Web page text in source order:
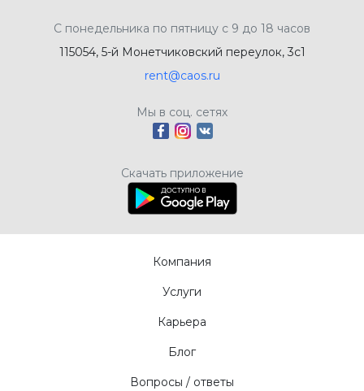
С понедельника по пятницу с 9 до 18 часов
115054, 5-й Монетчиковский переулок, 3с1
rent@caos.ru
Мы в соц. сетях
Скачать приложение
Компания
Услуги
Карьера
Блог
Вопросы / ответы